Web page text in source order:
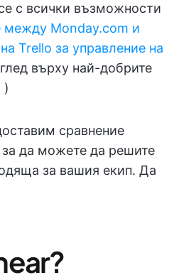
с всички възможности
между Monday.com и
Trello за управление на
върху най-добрите
)
сравнение
да можете да решите
за вашия екип. Да